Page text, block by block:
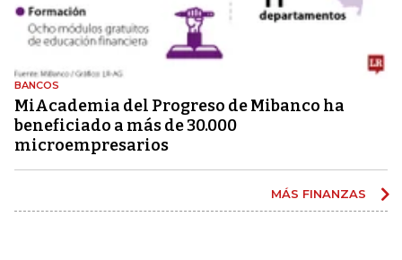
BANCOS
MiAcademia del Progreso de Mibanco ha
beneficiado a más de 30.000
microempresarios
MÁS FINANZAS